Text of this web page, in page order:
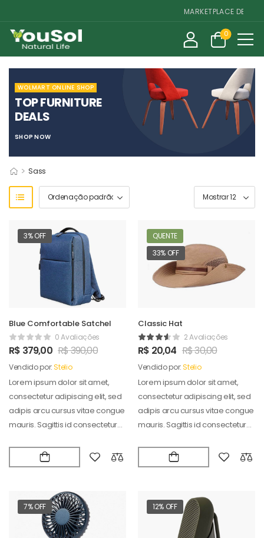
MARKETPLACE DE
0
WOLMART ONLINE SHOP
TOP FURNITURE
DEALS
SHOP NOW
> Sass
3% OFF
Blue Comfortable Satchel
0 Avaliações
R$ 379,00 R$390,00
Vendido por:Stelio
Lorem ipsum dolor sit amet,
consectetur adipiscing elit, sed
adipis arcu cursus vitae congue
mauris. Sagittis id consectetur
QUENTE
33% OFF
Classic Hat
2 Avaliações
R$ 20,04 R$30,00
Vendido por:Stelio
Lorem ipsum dolor sit amet,
consectetur adipiscing elit, sed
adipis arcu cursus vitae congue
mauris. Sagittis id consectetur
7% OFF 12% OFF